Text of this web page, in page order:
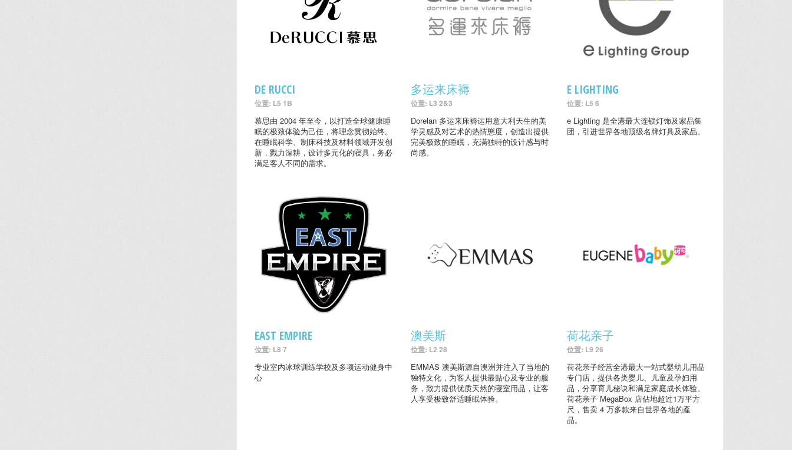
DE RUCCI
位置: L5 1B
慕思由 2004 年至今，以打造全球健康睡
眠的极致体验为己任，将理念贯彻始终。
在睡眠科学、制床科技及材料领域开发创
新，戮力深耕，设计多元化的寝具，务必
满足客人不同的需求。
多运来床褥
位置: L3 2&3
Dorelan 多运来床褥运用意大利天生的美
学灵感及对艺术的热情態度，创造出提供
完美极致的睡眠，充满独特的设计感与时
尚感。
E LIGHTING
位置: L5 6
e Lighting 是全港最大连锁灯饰及家品集
团，引进世界各地顶级名牌灯具及家品。
EAST EMPIRE
位置: L8 7
专业室内冰球训练学校及多项运动健身中
心
澳美斯
位置: L2 28
EMMAS 澳美斯源自澳洲并注入了当地的
独特文化，为客人提供最贴心及专业的服
务，致力提供优质天然的寝室用品，让客
人享受极致舒适睡眠体验。
荷花亲子
位置: L9 26
荷花亲子经营全港最大一站式婴幼儿用品
专门店，提供各类婴儿、儿童及孕妇用
品，分享育儿秘诀和满足家庭成长体验。
荷花亲子 MegaBox 店佔地超过1万平方
尺，售卖 4 万多款来自世界各地的產
品。